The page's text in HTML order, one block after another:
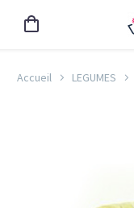
Accueil LEGUMES